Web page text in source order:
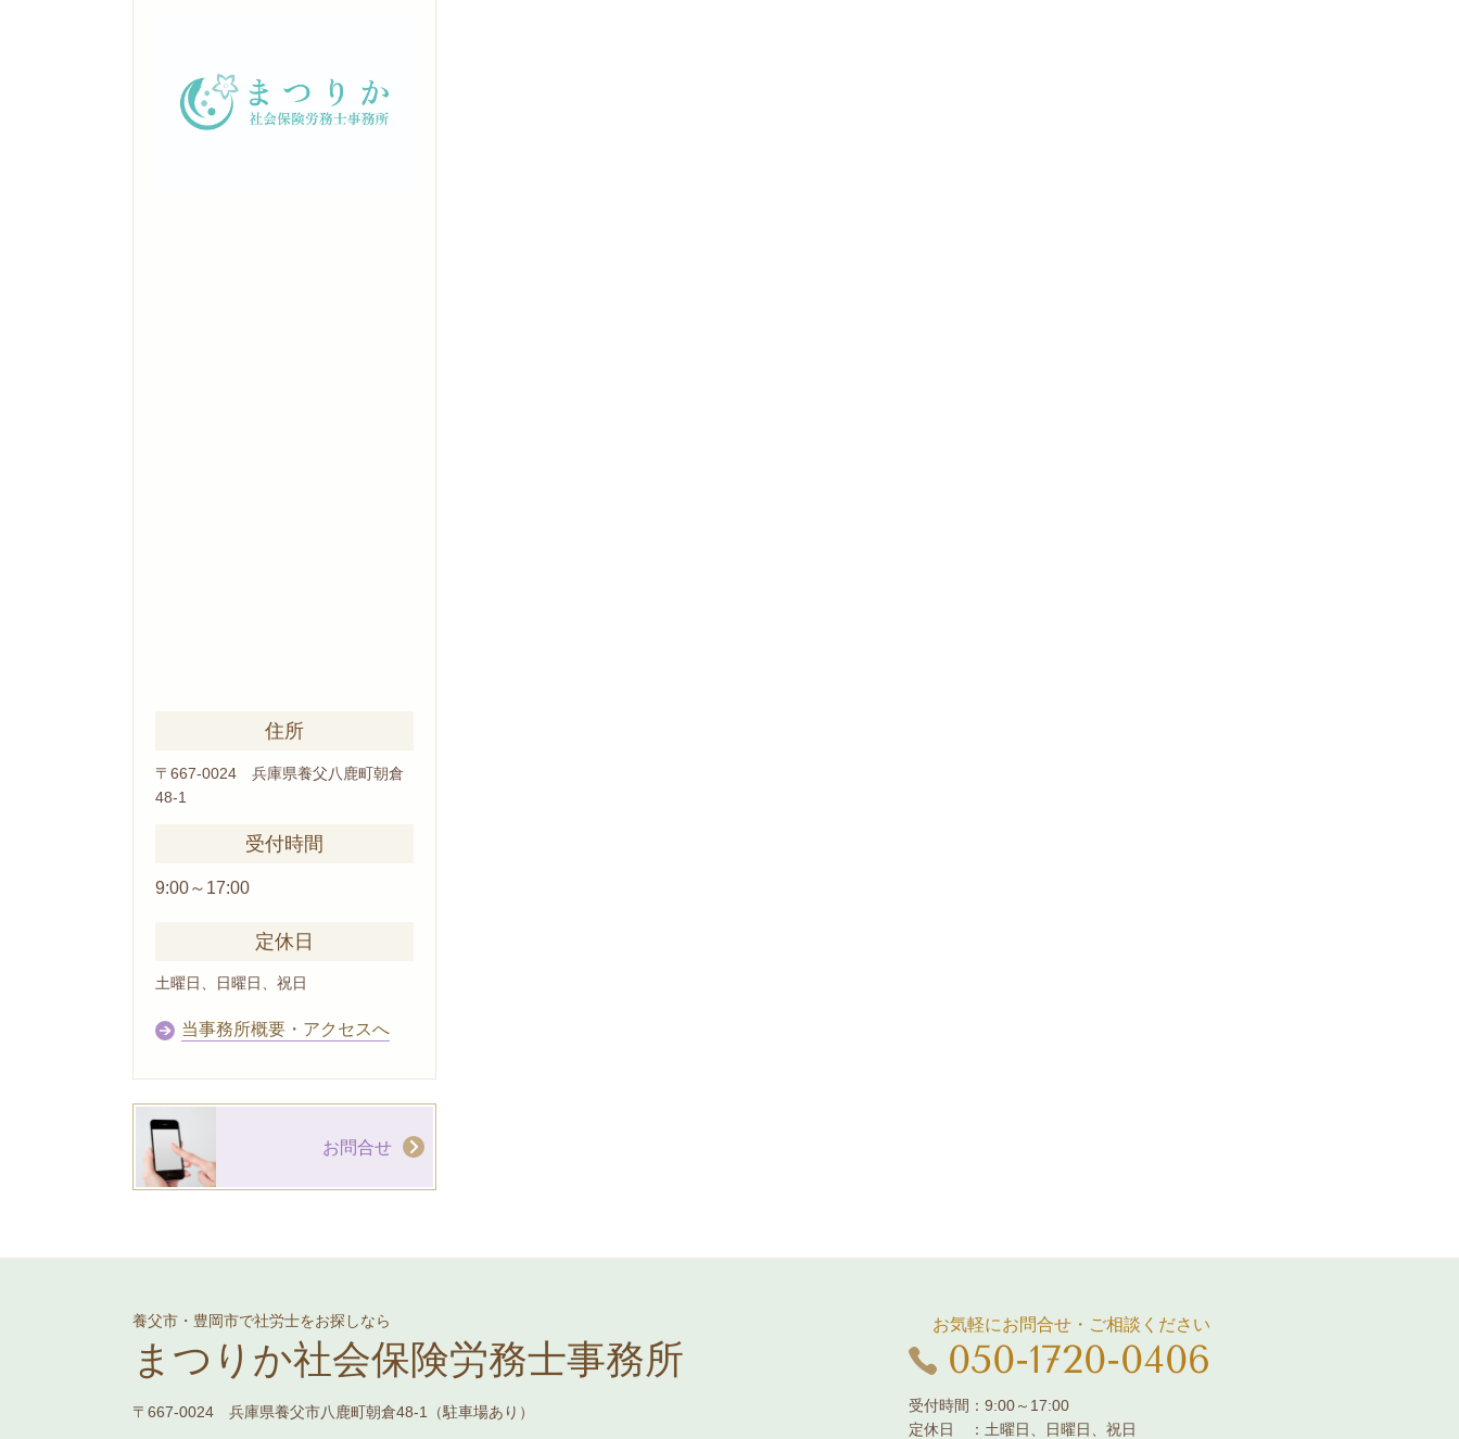
住所
〒667-0024 兵庫県養父八鹿町朝倉
48-1
受付時間
9:00～17:00
定休日
土曜日、日曜日、祝日
当事務所概要・アクセスへ
お問合せ
養父市・豊岡市で社労士をお探しなら
まつりか社会保険労務士事務所
〒667-0024 兵庫県養父市八鹿町朝倉48-1（駐車場あり）
お気軽にお問合せ・ご相談ください
050-1720-0406
受付時間：9:00～17:00
定休日 ：土曜日、日曜日、祝日